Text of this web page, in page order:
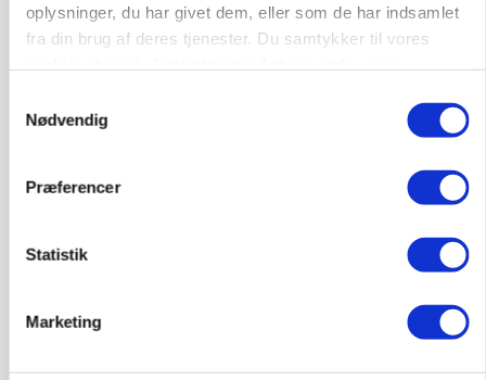
oplysninger, du har givet dem, eller som de har indsamlet
fra din brug af deres tjenester. Du samtykker til vores
Nødvendig
Præferencer
Statistik
Marketing
LEDER
Det er helt i hegnet, når nogen fortsat påstår, at
ulve hører hjemme i nutidens Danmark
HØST-TOUR
Skal bjærge 100 hektar våd halm: På Lykkeslund